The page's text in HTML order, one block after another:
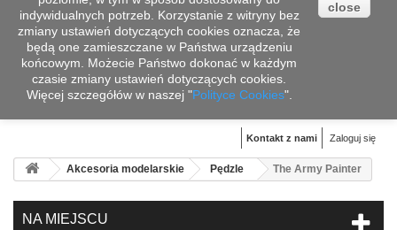
Koszyk (pusty)
Zaloguj się
Kontakt z nami
Akcesoria modelarskie Pędzle The Army Painter
NA MIEJSCU
indywidualnych potrzeb. Korzystanie z witryny bez
zmiany ustawień dotyczących cookies oznacza, że
będą one zamieszczane w Państwa urządzeniu
końcowym. Możecie Państwo dokonać w każdym
czasie zmiany ustawień dotyczących cookies.
Więcej szczegółów w naszej "Polityce Cookies".
close